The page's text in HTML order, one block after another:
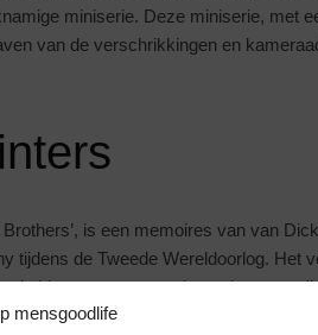
mensgoodlife
miniserie. Deze miniserie, met
van de verschrikkingen en
Brothers’, is een memoires van van
tijdens de Tweede Wereldoorlog. Het
is hiermee een meeslepend en
Medal of Honor en vele andere